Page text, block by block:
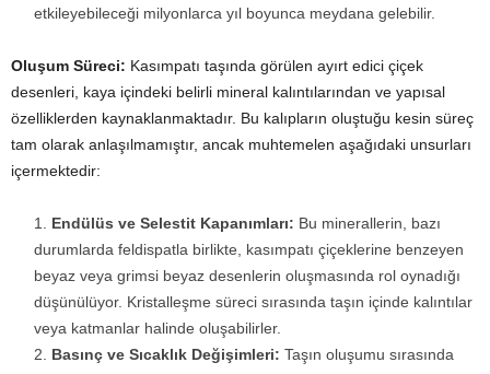
etkileyebileceği milyonlarca yıl boyunca meydana gelebilir.
Oluşum Süreci: Kasımpatı taşında görülen ayırt edici çiçek
desenleri, kaya içindeki belirli mineral kalıntılarından ve yapısal
özelliklerden kaynaklanmaktadır. Bu kalıpların oluştuğu kesin süreç
tam olarak anlaşılmamıştır, ancak muhtemelen aşağıdaki unsurları
içermektedir:
Endülüs ve Selestit Kapanımları: Bu minerallerin, bazı
durumlarda feldispatla birlikte, kasımpatı çiçeklerine benzeyen
beyaz veya grimsi beyaz desenlerin oluşmasında rol oynadığı
düşünülüyor. Kristalleşme süreci sırasında taşın içinde kalıntılar
veya katmanlar halinde oluşabilirler.
Basınç ve Sıcaklık Değişimleri: Taşın oluşumu sırasında